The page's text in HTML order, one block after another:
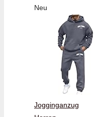
Neu
Jogginganzug